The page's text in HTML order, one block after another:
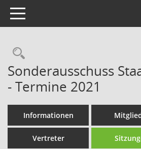
Toggle navigation
Rechercheauswahl
Sonderausschuss
- Termine 2021
Informationen
Vertreter